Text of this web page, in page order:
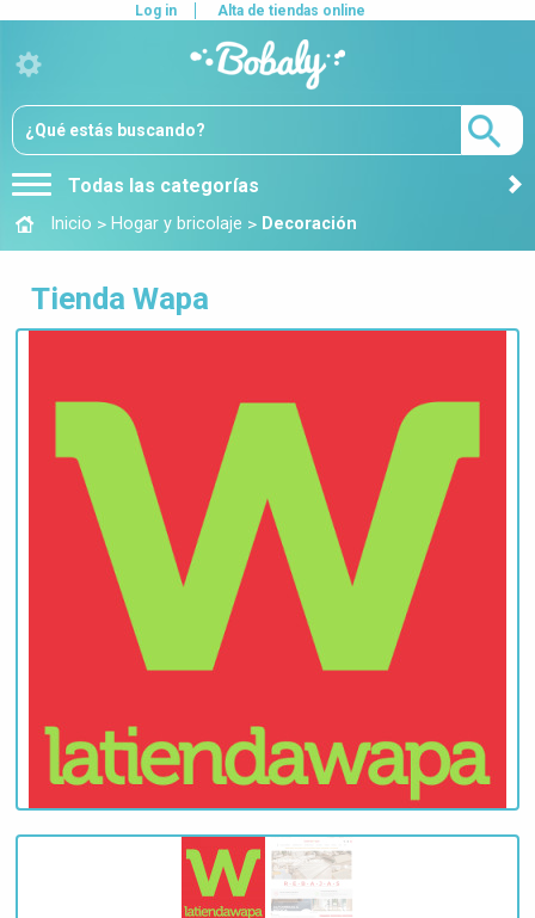
Todas las categorías
Log in Alta de tiendas online
Inicio > Hogar y bricolaje > Decoración
Tienda Wapa